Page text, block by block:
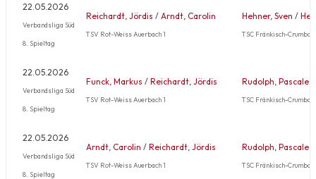
22.05.2026
Verbandsliga Süd
8. Spieltag
Reichardt, Jördis / Arndt, Carolin
TSV Rot-Weiss Auerbach 1
Hehner, Sven /
TSC Fränkisch-
22.05.2026
Verbandsliga Süd
8. Spieltag
Funck, Markus / Reichardt, Jördis
TSV Rot-Weiss Auerbach 1
Rudolph, Pascale
TSC Fränkisch-
22.05.2026
Verbandsliga Süd
8. Spieltag
Arndt, Carolin / Reichardt, Jördis
TSV Rot-Weiss Auerbach 1
Rudolph, Pascale
TSC Fränkisch-